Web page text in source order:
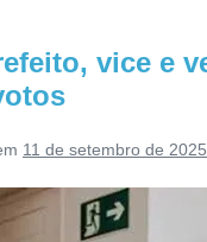
vice e
11 de setembro de 2025